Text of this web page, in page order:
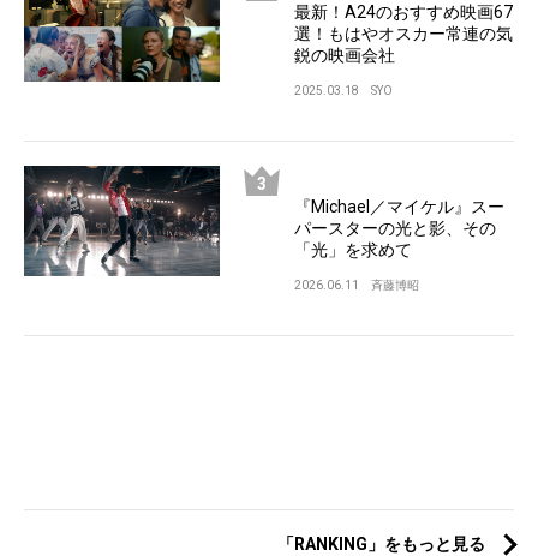
最新！A24のおすすめ映画67
選！もはやオスカー常連の気
鋭の映画会社
2025.03.18 SYO
『Michael／マイケル』スー
パースターの光と影、その
「光」を求めて
2026.06.11 斉藤博昭
「RANKING」をもっと見る